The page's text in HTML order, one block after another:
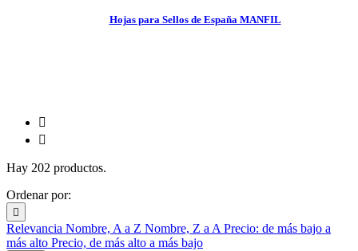
Hojas para Sellos de España MANFIL


Hay 202 productos.
Ordenar por:

Relevancia Nombre, A a Z Nombre, Z a A Precio: de más bajo a
más alto Precio, de más alto a más bajo